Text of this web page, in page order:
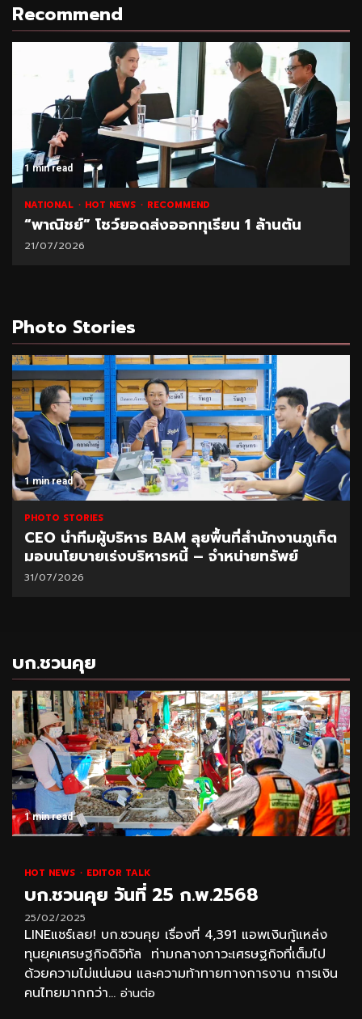
Recommend
1 min read
NATIONAL HOT NEWS RECOMMEND
“พาณิชย์” โชว์ยอดส่งออกทุเรียน 1 ล้านตัน
21/07/2026
Photo Stories
1 min read
PHOTO STORIES
CEO นำทีมผู้บริหาร BAM ลุยพื้นที่สำนักงานภูเก็ต
มอบนโยบายเร่งบริหารหนี้ – จำหน่ายทรัพย์
31/07/2026
บก.ชวนคุย
1 min read
HOT NEWS EDITOR TALK
บก.ชวนคุย วันที่ 25 ก.พ.2568
25/02/2025
LINEแชร์เลย! บก.ชวนคุย เรื่องที่ 4,391 แอพเงินกู้แหล่ง
ทุนยุคเศรษฐกิจดิจิทัล ท่ามกลางภาวะเศรษฐกิจที่เต็มไป
ด้วยความไม่แน่นอน และความท้าทายทางการงาน การเงิน
คนไทยมากกว่า... อ่านต่อ